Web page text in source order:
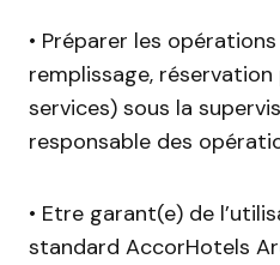
• Préparer les
remplissage,
services) sous la
responsable des
• Etre garant(e) de
standard AccorHotels